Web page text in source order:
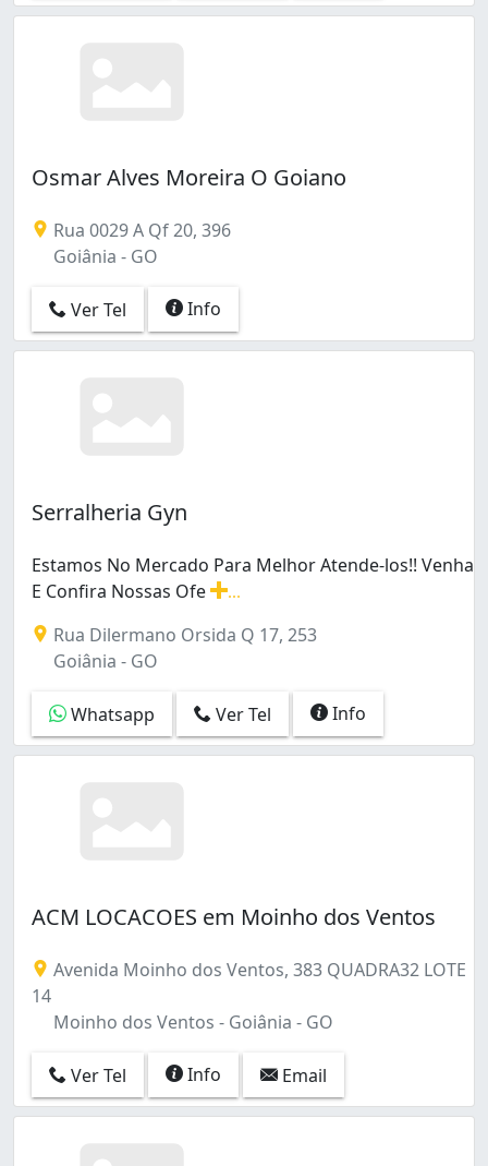
Osmar Alves Moreira O Goiano
Rua 0029 A Qf 20, 396
Goiânia - GO
Ver Tel Info
Serralheria Gyn
Estamos No Mercado Para Melhor Atende-los!! Venha
E Confira Nossas Ofe
Rua Dilermano Orsida Q 17, 253
Goiânia - GO
Whatsapp Ver Tel Info
ACM LOCACOES em Moinho dos Ventos
Avenida Moinho dos Ventos, 383 QUADRA32 LOTE
14
Moinho dos Ventos - Goiânia - GO
Ver Tel Info Email